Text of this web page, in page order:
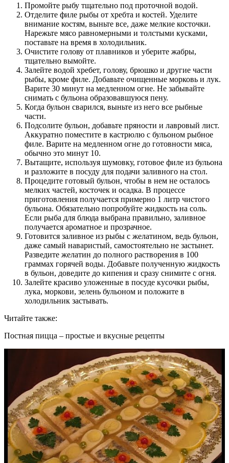
Промойте рыбу тщательно под проточной водой.
Отделите филе рыбы от хребта и костей. Уделите
внимание костям, выньте все, даже мелкие косточки.
Нарежьте мясо равномерными и толстыми кусками,
поставьте на время в холодильник.
Очистите голову от плавников и уберите жабры,
тщательно вымойте.
Залейте водой хребет, голову, брюшко и другие части
рыбы, кроме филе. Добавьте очищенные морковь и лук.
Варите 30 минут на медленном огне. Не забывайте
снимать с бульона образовавшуюся пену.
Когда бульон сварился, выньте из него все рыбные
части.
Подсолите бульон, добавьте пряности и лавровый лист.
Аккуратно поместите в кастрюлю с бульоном рыбное
филе. Варите на медленном огне до готовности мяса,
обычно это минут 10.
Вытащите, используя шумовку, готовое филе из бульона
и разложите в посуду для подачи заливного на стол.
Процедите готовый бульон, чтобы в нем не осталось
мелких частей, косточек и осадка. В процессе
приготовления получается примерно 1 литр чистого
бульона. Обязательно попробуйте жидкость на соль.
Если рыба для блюда выбрана правильно, заливное
получается ароматное и прозрачное.
Готовится заливное из рыбы с желатином, ведь бульон,
даже самый наваристый, самостоятельно не застынет.
Разведите желатин до полного растворения в 100
граммах горячей воды. Добавьте полученную жидкость
в бульон, доведите до кипения и сразу снимите с огня.
Залейте красиво уложенные в посуде кусочки рыбы,
лука, моркови, зелень бульоном и положите в
холодильник застывать.
Читайте также:
Постная пицца – простые и вкусные рецепты